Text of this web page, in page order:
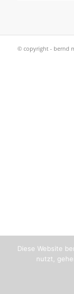
© copyright - bernd
Diese Website
nutzt,